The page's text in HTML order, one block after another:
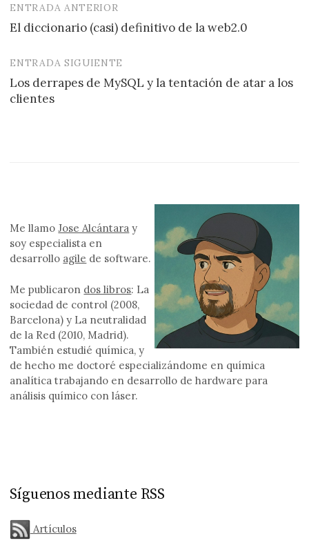
Navegación
de
entradas
ENTRADA ANTERIOR
El diccionario (casi) definitivo de la web2.0
ENTRADA SIGUIENTE
Los derrapes de MySQL y la tentación de atar a los
clientes
Me llamoJose Alcántara y
soy especialista en
desarrollo agile de software.
Me publicaron dos libros: La
sociedad de control (2008,
Barcelona) y La neutralidad
de la Red (2010, Madrid).
También estudié química, y
de hecho me doctoré especializándome en química
analítica trabajando en desarrollo de hardware para
análisis químico con láser.
Síguenos mediante RSS
Artículos